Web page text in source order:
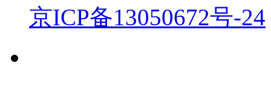
京ICP备13050672号-24